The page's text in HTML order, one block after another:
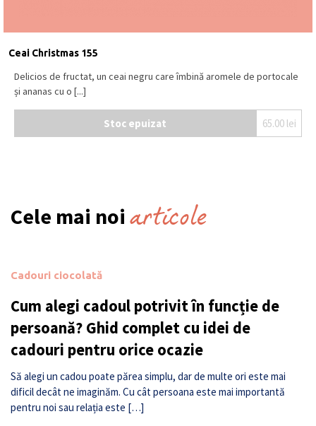
Ceai Christmas 155
Delicios de fructat, un ceai negru care îmbină aromele de portocale
și ananas cu o [...]
Stoc epuizat 65.00 lei
Cele mai noi articole
Cadouri ciocolată
Cum alegi cadoul potrivit în funcție de
persoană? Ghid complet cu idei de
cadouri pentru orice ocazie
Să alegi un cadou poate părea simplu, dar de multe ori este mai
dificil decât ne imaginăm. Cu cât persoana este mai importantă
pentru noi sau relația este […]